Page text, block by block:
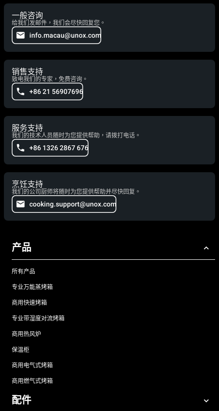
一般咨询
给我们发邮件，我们会尽快回复您。
info.macau@unox.com
销售支持
致电我们的专家，免费咨询。
+86 21 56907696
服务支持
我们的技术人员随时为您提供帮助，请拨打电话。
+86 1326 2867 676
烹饪支持
我们的公司厨师将随时为您提供帮助并尽快回复。
cooking.support@unox.com
产品
所有产品
专业万能蒸烤箱
商用快速烤箱
专业带湿度对流烤箱
商用热风炉
保温柜
商用电气式烤箱
商用燃气式烤箱
配件